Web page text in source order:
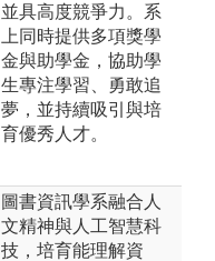
並具高度競爭力。系
上同時提供多項獎學
金與助學金，協助學
生專注學習、勇敢追
夢，並持續吸引與培
育優秀人才。
圖書資訊學系融合人
文精神與人工智慧科
技，培育能理解資